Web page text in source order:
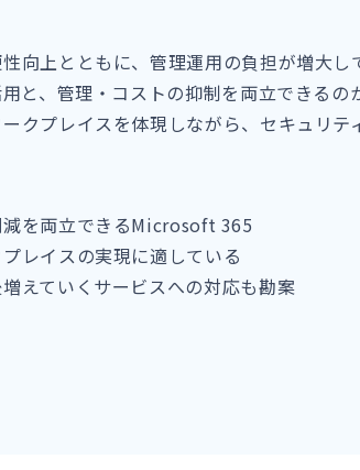
向上とともに、管理運用の負担が増大し
と、管理・コストの抑制を両立できるの
クプレイスを体現しながら、セキュリテ
を両立できるMicrosoft 365
レイスの実現に適している
えていくサービスへの対応も勘案